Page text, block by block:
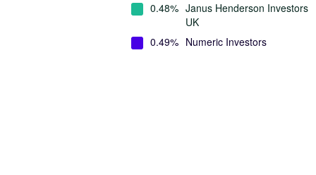
0.48% Janus Henderson Investors
UK
0.49% Numeric Investors